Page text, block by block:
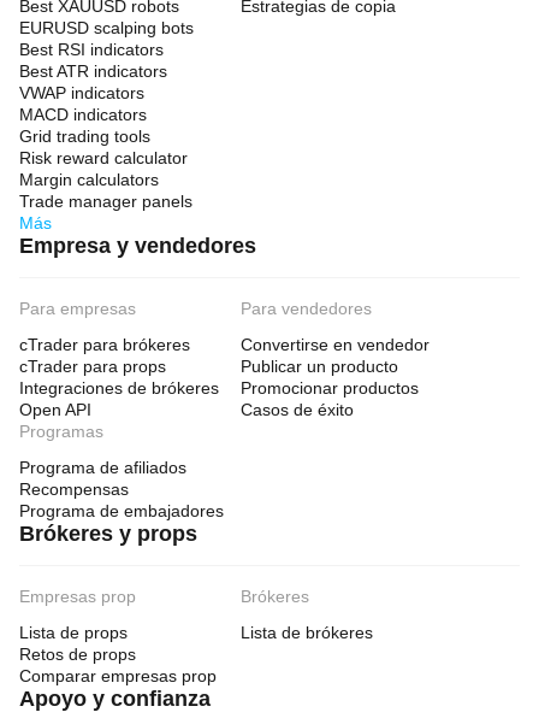
Best XAUUSD robots
EURUSD scalping bots
Best RSI indicators
Best ATR indicators
VWAP indicators
MACD indicators
Grid trading tools
Risk reward calculator
Margin calculators
Trade manager panels
Más
Estrategias de copia
Empresa y vendedores
Para empresas
cTrader para brókeres
cTrader para props
Integraciones de brókeres
Open API
Para vendedores
Convertirse en vendedor
Publicar un producto
Promocionar productos
Casos de éxito
Programas
Programa de afiliados
Recompensas
Programa de embajadores
Brókeres y props
Empresas prop
Lista de props
Retos de props
Comparar empresas prop
Brókeres
Lista de brókeres
Apoyo y confianza